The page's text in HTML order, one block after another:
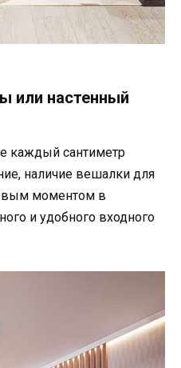
или настенный
каждый сантиметр
наличие вешалки для
моментом в
и удобного входного